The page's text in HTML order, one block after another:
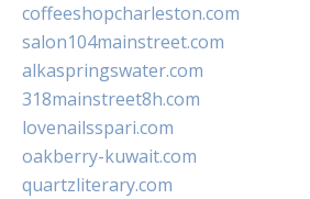
coffeeshopcharleston.com
salon104mainstreet.com
alkaspringswater.com
318mainstreet8h.com
lovenailsspari.com
oakberry-kuwait.com
quartzliterary.com